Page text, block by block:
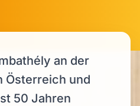
an der
Österreich und
50 Jahren